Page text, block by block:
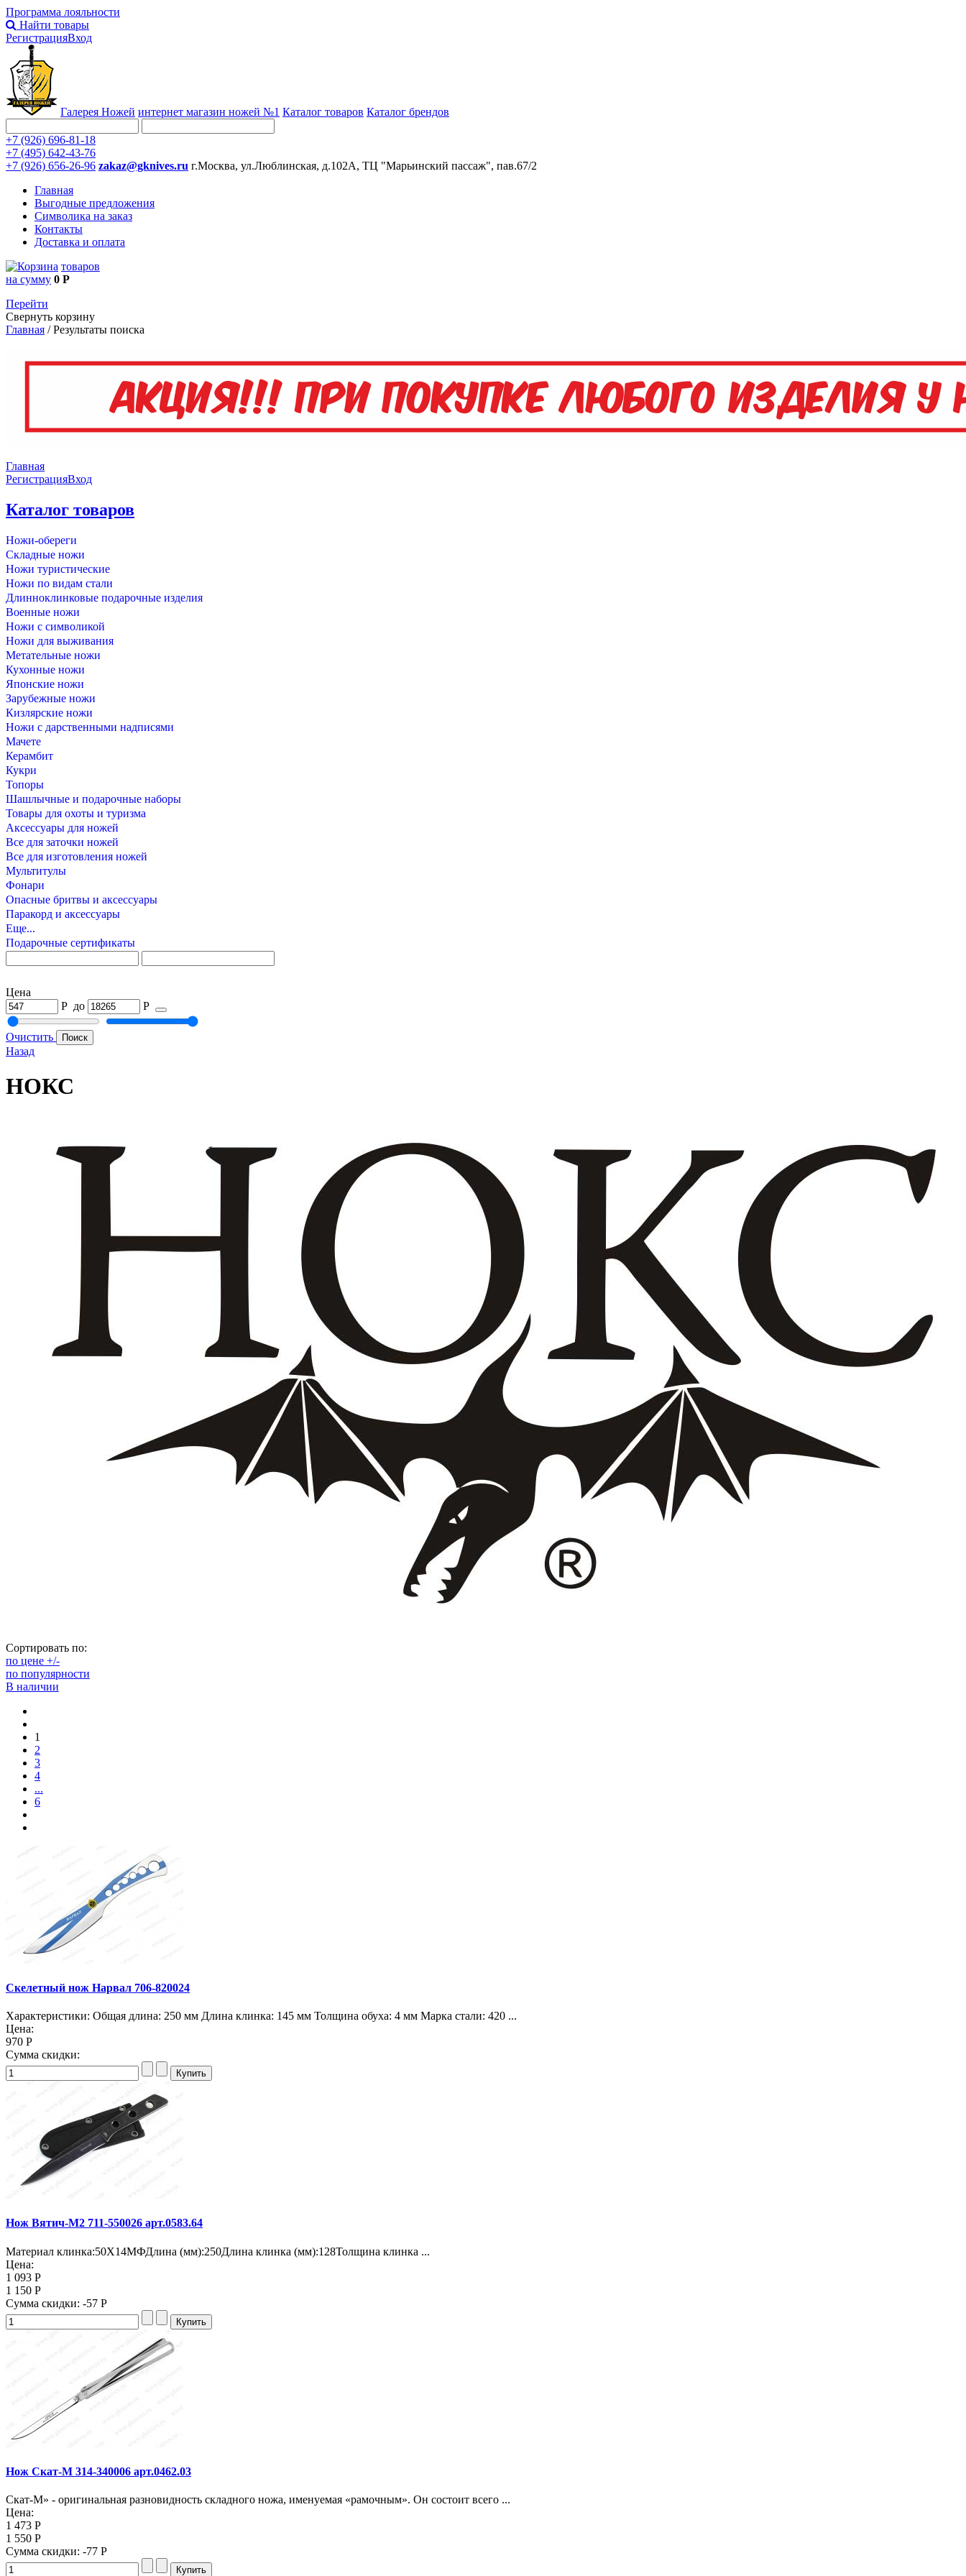
Программа лояльности
Найти товары
РегистрацияВход
Галерея Ножей интернет магазин ножей №1 Каталог товаров Каталог брендов
+7 (926) 696-81-18
+7 (495) 642-43-76
+7 (926) 656-26-96 zakaz@gknives.ru г.Москва, ул.Люблинская, д.102А, ТЦ "Марьинский пассаж", пав.67/2
Главная
Выгодные предложения
Символика на заказ
Контакты
Доставка и оплата
товаров
на сумму 0 Р
Перейти
Свернуть корзину
Главная /Результаты поиска
Главная
РегистрацияВход
Каталог товаров
Ножи-обереги
Складные ножи
Ножи туристические
Ножи по видам стали
Длинноклинковые подарочные изделия
Военные ножи
Ножи с символикой
Ножи для выживания
Метательные ножи
Кухонные ножи
Японские ножи
Зарубежные ножи
Кизлярские ножи
Ножи с дарственными надписями
Мачете
Керамбит
Кукри
Топоры
Шашлычные и подарочные наборы
Товары для охоты и туризма
Аксессуары для ножей
Все для заточки ножей
Все для изготовления ножей
Мультитулы
Фонари
Опасные бритвы и аксессуары
Паракорд и аксессуары
Еще...
Подарочные сертификаты
Цена
Р до Р
Очистить
Назад
НОКС
Сортировать по:
по цене +/-
по популярности
В наличии
1
2
3
4
...
6
Скелетный нож Нарвал 706-820024
Характеристики: Общая длина: 250 мм Длина клинка: 145 мм Толщина обуха: 4 мм Марка стали: 420 ...
Цена:
970 Р
Сумма скидки:
Нож Вятич-М2 711-550026 арт.0583.64
Материал клинка:50Х14МФДлина (мм):250Длина клинка (мм):128Толщина клинка ...
Цена:
1 093 Р
1 150 Р
Сумма скидки: -57 Р
Нож Скат-M 314-340006 арт.0462.03
Скат-М» - оригинальная разновидность складного ножа, именуемая «рамочным». Он состоит всего ...
Цена:
1 473 Р
1 550 Р
Сумма скидки: -77 Р